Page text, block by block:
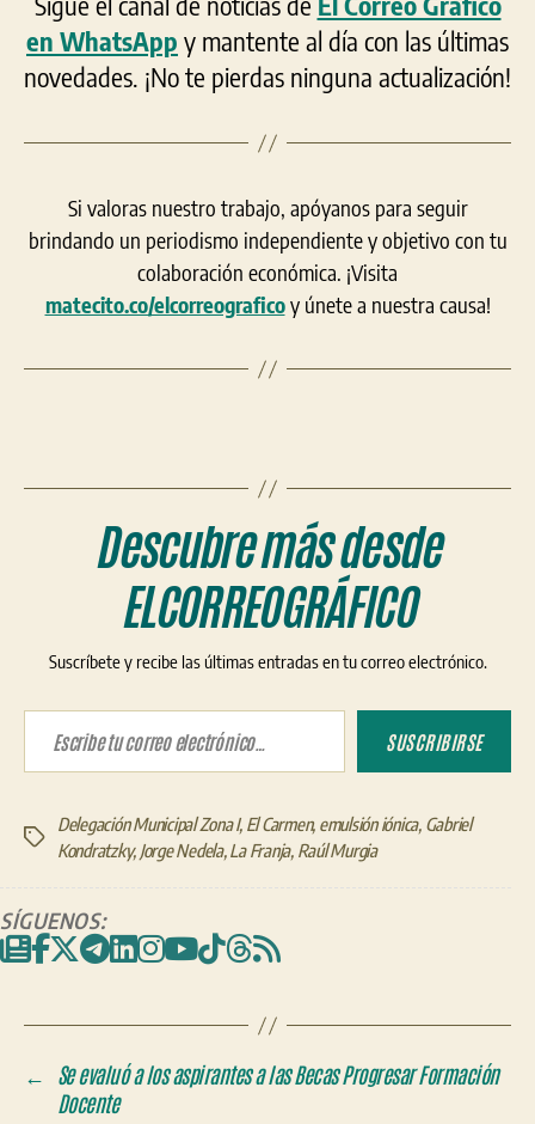
en WhatsApp y mantente al día con las últimas
novedades. ¡No te pierdas ninguna actualización!
Si valoras nuestro trabajo, apóyanos para seguir
brindando un periodismo independiente y objetivo con tu
colaboración económica. ¡Visita
matecito.co/elcorreograficoy únete a nuestra causa!
Descubre más desde
ELCORREOGRÁFICO
Suscríbete y recibe las últimas entradas en tu correo electrónico.
Escribe tu correo electrónico…
SUSCRIBIRSE
Etiquetas
Delegación Municipal Zona I, El Carmen, emulsión iónica, Gabriel
Kondratzky, Jorge Nedela,La Franja, Raúl Murgia
SÍGUENOS:
← Se evaluó a los aspirantes a las Becas Progresar Formación
Docente